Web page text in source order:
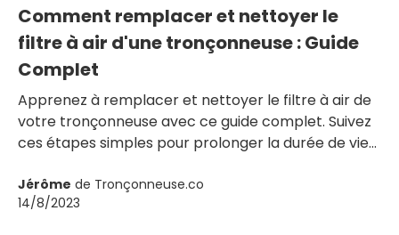
Comment remplacer et nettoyer le
filtre à air d'une tronçonneuse : Guide
Complet
Apprenez à remplacer et nettoyer le filtre à air de
votre tronçonneuse avec ce guide complet. Suivez
ces étapes simples pour prolonger la durée de vie
optimale. Consultez tronçonneuse.co pour plus de
conseils !
Jérôme de Tronçonneuse.co
14/8/2023